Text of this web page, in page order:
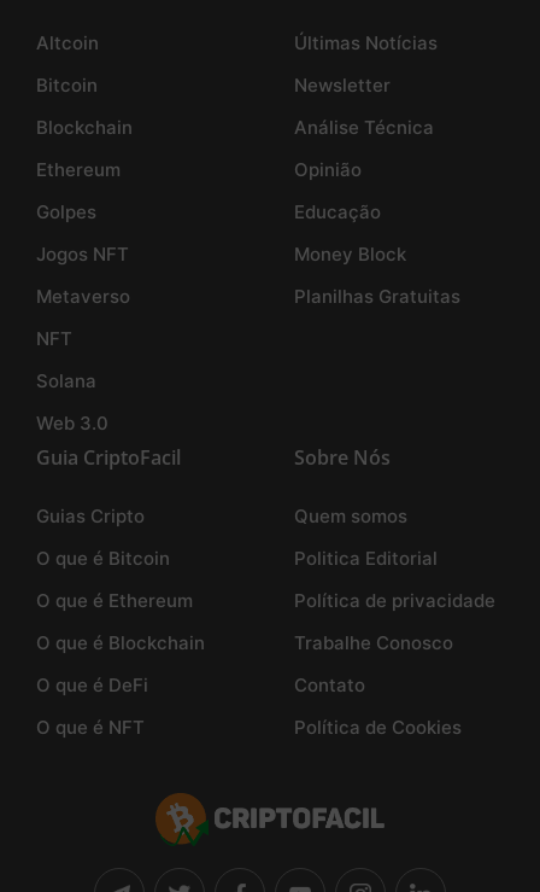
Altcoin
Bitcoin
Blockchain
Ethereum
Golpes
Jogos NFT
Metaverso
NFT
Solana
Web 3.0
Últimas Notícias
Newsletter
Análise Técnica
Opinião
Educação
Money Block
Planilhas Gratuitas
Guia CriptoFacil
Guias Cripto
O que é Bitcoin
O que é Ethereum
O que é Blockchain
O que é DeFi
O que é NFT
Sobre Nós
Quem somos
Politica Editorial
Política de privacidade
Trabalhe Conosco
Contato
Política de Cookies